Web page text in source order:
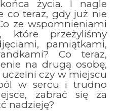
życia. I nagle
co teraz, gdy już nie
ze wspomnieniami
które przeżyliśmy
pamiątkami,
Co teraz,
na drugą osobę,
czy w miejscu
w sercu i trudno
zabrać się za
nadzieję?